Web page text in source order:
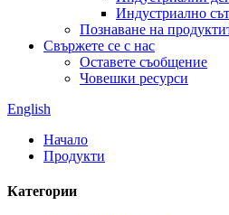
Индустриално
Познаване на
Свържете се с нас
Оставете съобщение
Човешки ресурси
English
Начало
Продукти
Категории